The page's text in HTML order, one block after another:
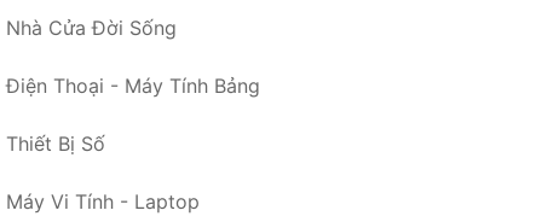
Nhà Cửa Đời Sống
Điện Thoại - Máy Tính Bảng
Thiết Bị Số
Máy Vi Tính - Laptop